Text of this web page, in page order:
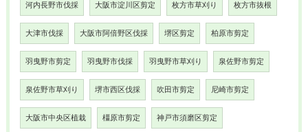
河内長野市伐採 大阪市淀川区剪定 枚方市草刈り 枚方市抜根
大津市伐採 大阪市阿倍野区伐採 堺区剪定 柏原市剪定
羽曳野市剪定 羽曳野市伐採 羽曳野市草刈り 泉佐野市剪定
泉佐野市草刈り 堺市西区伐採 吹田市剪定 尼崎市剪定
大阪市中央区植栽 橿原市剪定 神戸市須磨区剪定